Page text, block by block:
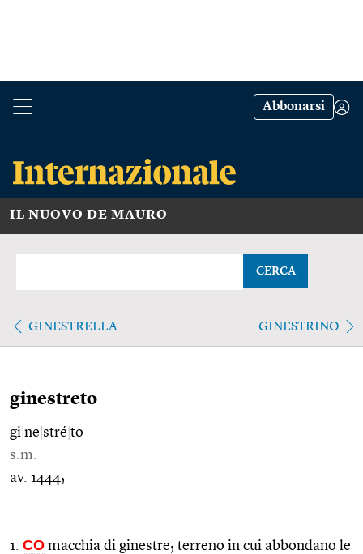
Abbonarsi
IL NUOVO DE MAURO
CERCA
GINESTRELLA GINESTRINO
ginestreto
gi ne stré to
s.m.
av. 1444;
1. CO macchia di ginestre; terreno in cui abbondano le